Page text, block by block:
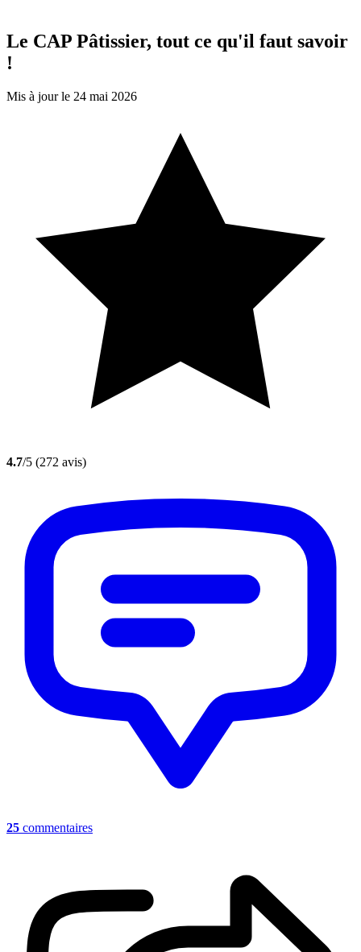
Le CAP Pâtissier, tout ce qu'il faut savoir
!
Mis à jour le 24 mai 2026
4.7/5 (272 avis)
25 commentaires